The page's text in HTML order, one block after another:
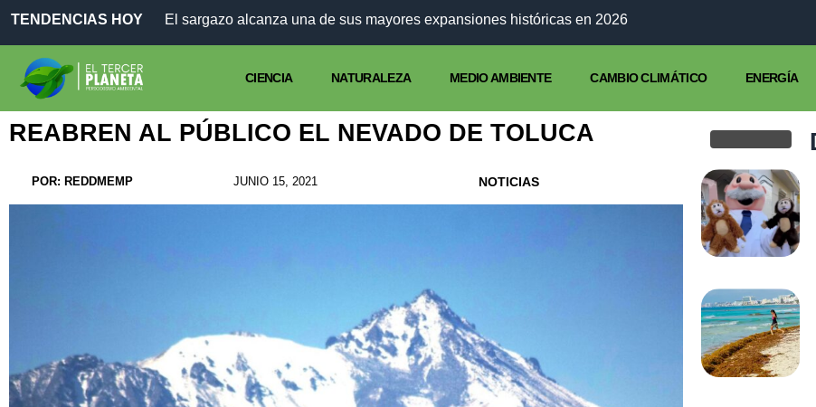
TENDENCIAS HOY El sargazo alcanza una de sus mayores expansiones históricas en 2026
CIENCIA NATURALEZA MEDIO AMBIENTE CAMBIO CLIMÁTICO ENERGÍA
REABREN AL PÚBLICO EL NEVADO DE TOLUCA
POR: REDDMEMP JUNIO 15, 2021 NOTICIAS